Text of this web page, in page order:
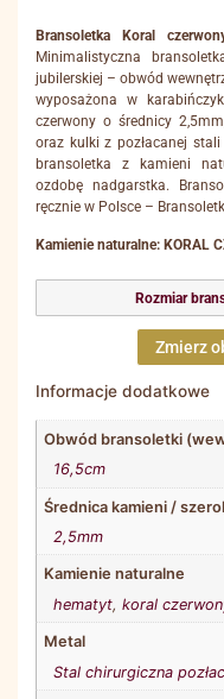
Bransoletka Koral
Minimalistyczna
jubilerskiej – obwód
wyposażona w
czerwony o średnicy
oraz kulki z pozłacanej
bransoletka z kamieni
ozdobę nadgarstka.
ręcznie w Polsce –
Kamienie naturalne: KORAL
Rozmiar
Zmierz
Informacje dodatkowe
Obwód bransoletki
16,5cm
Średnica kamieni /
2,5mm
Kamienie naturalne
hematyt, koral
Metal
Stal chirurgiczna